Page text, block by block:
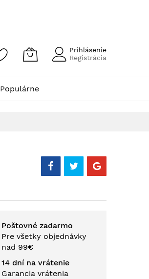
Prihlásenie
Registrácia
Populárne
Poštovné zadarmo
Pre všetky objednávky
nad 99€
14 dní na vrátenie
Garancia vrátenia